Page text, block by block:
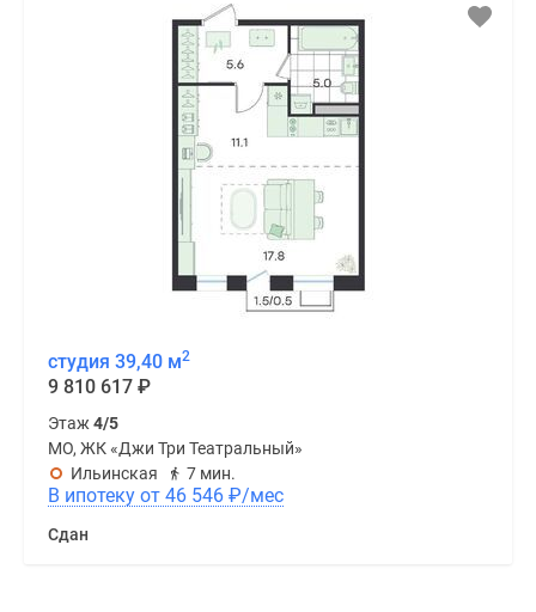
студия 39,40 м2
9 810 617 ₽
Этаж4/5
МО, ЖК «Джи Три Театральный»
Ильинская
7 мин.
В ипотеку от 46 546 ₽/мес
Сдан